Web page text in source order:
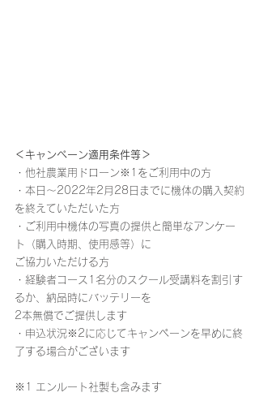
＜キャンペーン適用条件等＞
・他社農業用ドローン※1をご利用中の方
・本日～2022年2月28日までに機体の購入契約
を終えていただいた方
・ご利用中機体の写真の提供と簡単なアンケー
ト（購入時期、使用感等）に
ご協力いただける方
・経験者コース1名分のスクール受講料を割引す
るか、納品時にバッテリーを
2本無償でご提供します
・申込状況※2に応じてキャンペーンを早めに終
了する場合がございます
※1 エンルート社製も含みます